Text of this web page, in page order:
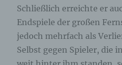
Schließlich erreichte er
Endspiele der großen
jedoch mehrfach als
Selbst gegen Spieler, die